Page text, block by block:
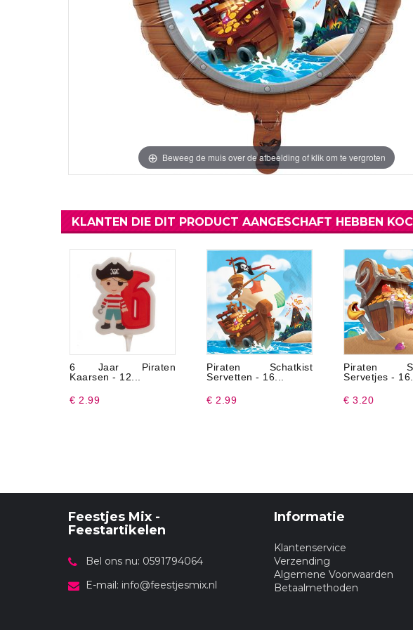
Meer Zien
Verjaardag Vrouw
Verjaardag Decoratie
Meer Zien
Beweeg de muis over de afbeelding of klik om te vergroten
KLANTEN DIE DIT PRODUCT AANGESCHAFT HEBBEN
6 Jaar Piraten
Kaarsen - 12...
€ 2.99
Piraten Schatkist
Servetten - 16...
€ 2.99
Piraten
Servetjes -
€ 3.20
Feestjes Mix -
Feestartikelen
Bel ons nu: 0591794064
E-mail: info@feestjesmix.nl
Informatie
Klantenservice
Verzending
Algemene Voorwaarden
Betaalmethoden